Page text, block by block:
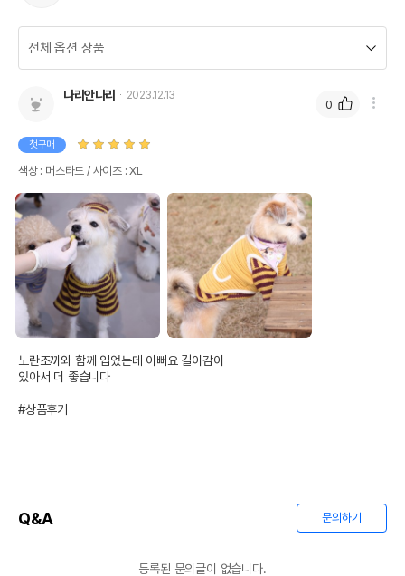
나리안나리 2023.12.13
첫구매
색상 : 머스타드 / 사이즈 : XL
노란조끼와 함께 입었는데 이뻐요 길이감이
있아서 더 좋습니다
#상품후기
0
Q&A 문의하기
등록된 문의글이 없습니다.